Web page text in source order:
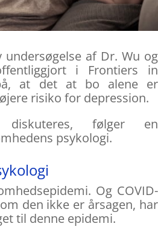
undersøgelse af Dr. Wu og
i Frontiers in
at det at bo alene er
risiko for depression.
diskuteres, følger en
psykologi.
Og COVID-
den ikke er årsagen, har
til denne epidemi.